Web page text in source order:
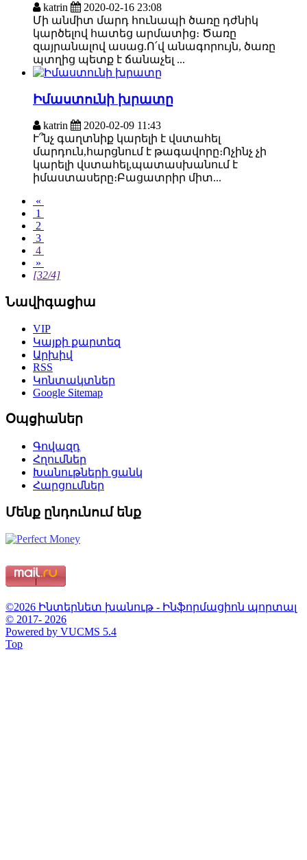
katrin
2020-02-16 23:08
Մի անմիտ մարդ հունապի ծառը դժնիկ
կարծելով հատեց արմատից։ Ծառը
զայրանալով ասաց.Ո՛վ անագորույն, ծառը
պտղից պետք է ճանաչել ...
Իմաստունի խրատը
katrin
2020-02-09 11:43
Ւ՞նչ գաղտնիք կարելի է վստահել
մարդուն,հարցնում է թագավորը։Ոչինչ չի
կարելի վստահել,պատասխանում է
իմաստասերը։Բացատրիր միտ...
«
1
2
3
4
»
[32/4]
Նավիգացիա
VIP
Կայքի քարտեզ
Արխիվ
RSS
Կոնտակտներ
Google Sitemap
Օպցիաներ
Գովազդ
Հղումներ
Խանութների ցանկ
Հարցումներ
Մենք ընդունում ենք
©2026 Ինտերնետ խանութ - Ինֆորմացիոն պորտալ
© 2017- 2026
Powered by VUCMS 5.4
Top